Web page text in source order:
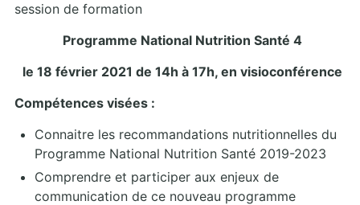
session de formation
Programme National Nutrition Santé 4
le 18 février 2021 de 14h à 17h, en visioconférence
Compétences visées :
Connaitre les recommandations nutritionnelles du
Programme National Nutrition Santé 2019-2023
Comprendre et participer aux enjeux de
communication de ce nouveau programme